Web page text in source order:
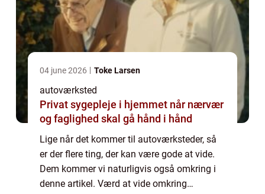
04 june 2026 Toke Larsen
autoværksted
Privat sygepleje i hjemmet når nærvær
og faglighed skal gå hånd i hånd
Lige når det kommer til autoværksteder, så
er der flere ting, der kan være gode at vide.
Dem kommer vi naturligvis også omkring i
denne artikel. Værd at vide omkring